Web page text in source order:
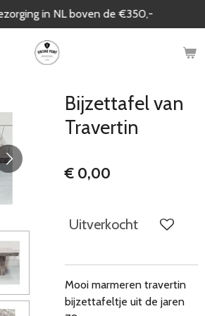
in NL boven de €350,-
Bijzettafel van
Travertin
€ 0,00
Uitverkocht
Mooi marmeren travertin
bijzettafeltje uit de jaren